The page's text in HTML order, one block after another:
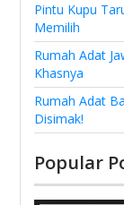
Pintu Kupu
Memilih
Rumah Adat
Khasnya
Rumah Adat
Disimak!
Popular